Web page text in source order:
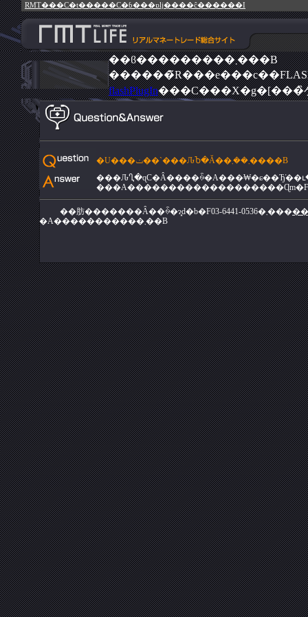
RMT���C�t�����C�ɓ���ɒǉ����ĉ������I
��ϐ���������܂���B
flashPlugIn
�U���ݖ��`���ԈႦ�Ă��܂��܂����B
��肪�������Ȃ��ꍇ�ɂ͓d�b�F03-6441-0536�܂���
�A�����������܂��B